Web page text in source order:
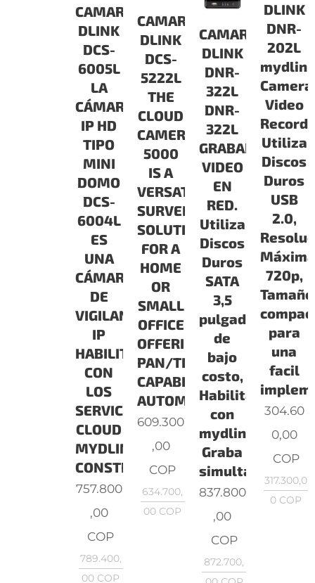
CAMARAS
DLINK
DCS-
6005L
LA
CÁMARA
IP HD
TIPO
MINI
DOMO
DCS-
6004L
ES
UNA
CÁMARA
DE
VIGILANCIA
IP
HABILITADA
CON
LOS
SERVICIOS
CLOUD
MYDLINK,
CONSTRUIDA
757.800
,00
COP
789.400,
00 COP
CAMARAS
DLINK
DCS-
5222L
THE
CLOUD
CAMERA
5000
IS A
VERSATILE
SURVEILLANCE
SOLUTION
FOR A
HOME
OR
SMALL
OFFICE
OFFERING
PAN/TILT
CAPABILITIES,
AUTOMATI
609.300
,00
COP
634.700,
00 COP
CAMARAS
DLINK
DNR-
322L
DNR-
322L
GRABADOR
VIDEO
EN
RED.
Utiliza
Discos
Duros
SATA
3,5
pulgadas
de
bajo
costo,
Habilitado
con
mydlink™,
Graba
simultánea
837.800
,00
COP
872.700,
DLINK
DNR-
202L
Camera
Video
Utiliza
Discos
Duros
USB
2.0,
720p,
Tamaño
para
una
facil
304.60
0,00
COP
317.300,0
0 COP